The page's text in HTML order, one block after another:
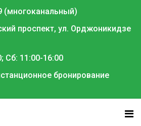
(многоканальный)
проспект, ул. Орджоникидзе
Сб: 11:00-16:00
бронирование